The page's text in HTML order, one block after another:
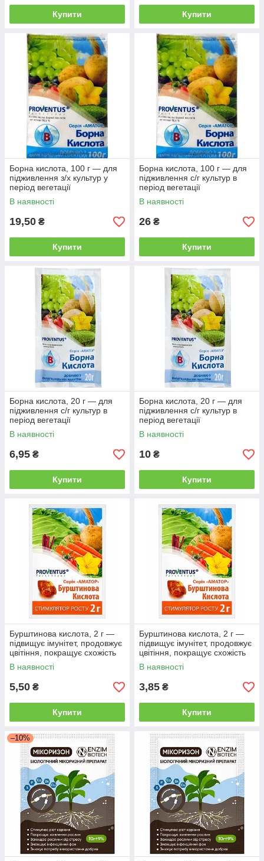
Купити Купити
Борна кислота, 100 г — для
підживлення з/х культур у
період вегетації
В наявності
19,50 ₴
Купити
Борна кислота, 100 г — для
підживлення с/г культур в
період вегетації
В наявності
26 ₴
Купити
Борна кислота, 20 г — для
підживлення с/г культур в
період вегетації
В наявності
6,95 ₴
Купити
Борна кислота, 20 г — для
підживлення с/г культур в
період вегетації
В наявності
10 ₴
Купити
Бурштинова кислота, 2 г —
підвищує імунітет, продовжує
цвітіння, покращує схожість
В наявності
5,50 ₴
Купити
Бурштинова кислота, 2 г —
підвищує імунітет, продовжує
цвітіння, покращує схожість
В наявності
3,85 ₴
Купити
–10%